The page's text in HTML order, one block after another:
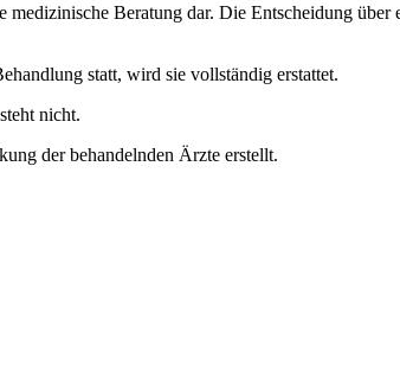
Beratung dar. Die Entscheidung
statt, wird sie vollständig erstattet.
nicht.
der behandelnden Ärzte erstellt.